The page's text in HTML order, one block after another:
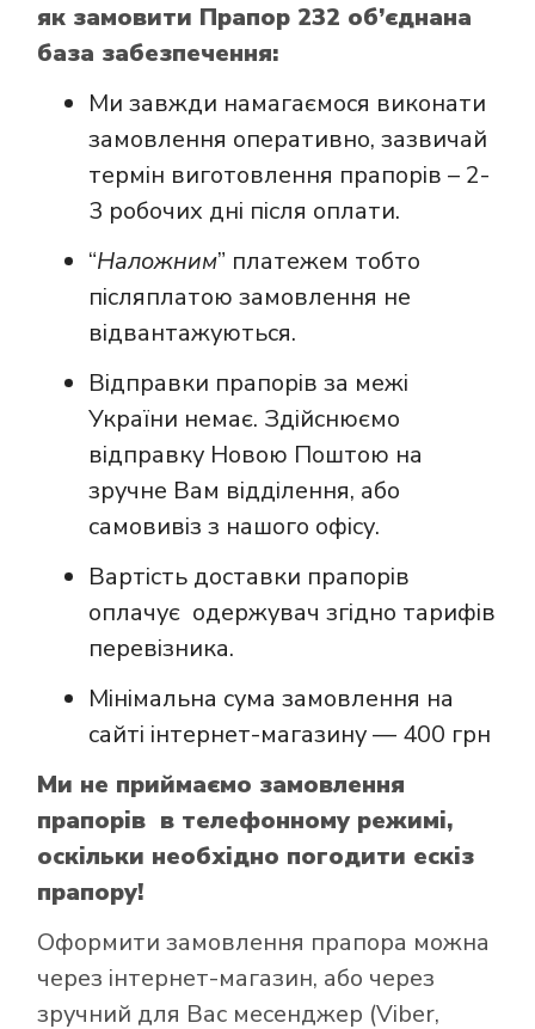
як замовити Прапор 232 об’єднана
база забезпечення:
Ми завжди намагаємося виконати
замовлення оперативно, зазвичай
термін виготовлення прапорів – 2-
3 робочих дні після оплати.
“Наложним” платежем тобто
післяплатою замовлення не
відвантажуються.
Відправки прапорів за межі
України немає. Здійснюємо
відправку Новою Поштою на
зручне Вам відділення, або
самовивіз з нашого офісу.
Вартість доставки прапорів
оплачує одержувач згідно тарифів
перевізника.
Мінімальна сума замовлення на
сайті інтернет-магазину — 400 грн
Ми не приймаємо замовлення
прапорів в телефонному режимі,
оскільки необхідно погодити ескіз
прапору!
Оформити замовлення прапора можна
через інтернет-магазин, або через
зручний для Вас месенджер (Viber,